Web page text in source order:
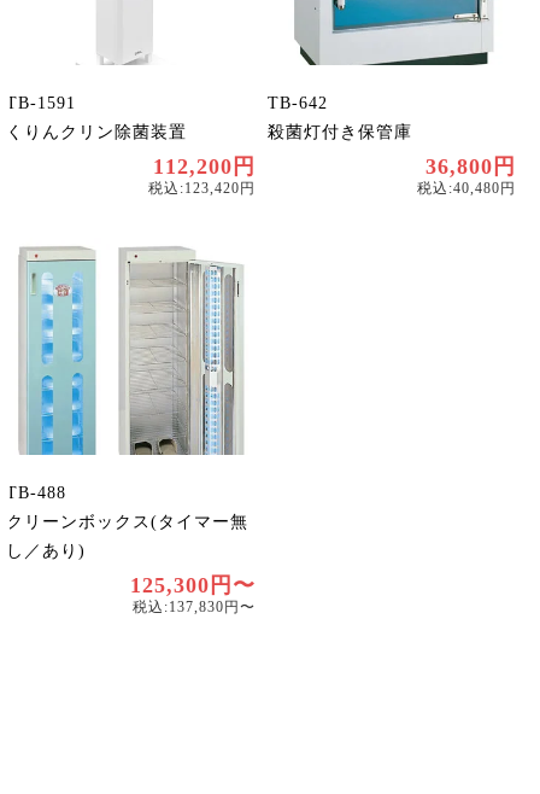
TB-1591
くりんクリン除菌装置
112,200円
税込:123,420円
TB-642
殺菌灯付き保管庫
36,800円
税込:40,480円
TB-488
クリーンボックス(タイマー無
し／あり)
125,300円〜
税込:137,830円〜